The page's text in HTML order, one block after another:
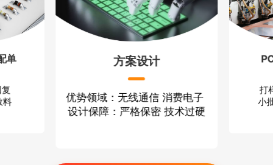
单
料
方案设计
优势领域：无线通信 消费电子
设计保障：严格保密 技术过硬
打
小